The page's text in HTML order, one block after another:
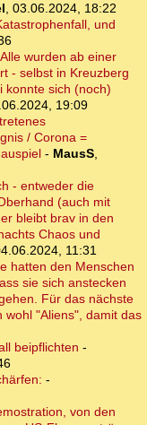
, 03.06.2024, 18:22
und
wurden ab einer
- selbst in Kreuzberg
konnte sich (noch)
19:09
/ Corona =
- MausS,
- entweder die
(auch mit
bleibt brav in den
Chaos und
11:31
hatten den Menschen
sie sich anstecken
Für das nächste
wohl "Aliens", damit das
beipflichten -
-
von den